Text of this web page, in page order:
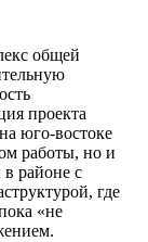
общей
проекта
юго-востоке
работы, но и
районе с
где
«не